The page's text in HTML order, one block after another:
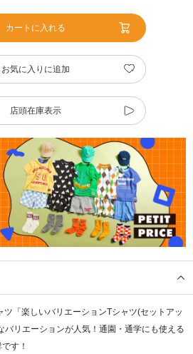
カートに入れる
お気に入りに追加
店頭在庫表示
「楽しいバリエーションTシャツ(セットアッ
バリエーションが人気！通園・通学にも使える
す！